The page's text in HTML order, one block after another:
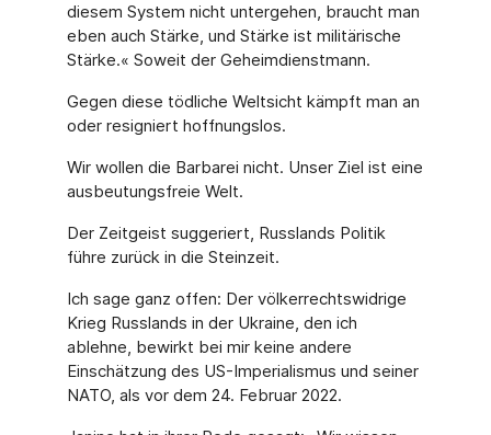
diesem System nicht untergehen, braucht man
eben auch Stärke, und Stärke ist militärische
Stärke.« Soweit der Geheimdienstmann.
Gegen diese tödliche Weltsicht kämpft man an
oder resigniert hoffnungslos.
Wir wollen die Barbarei nicht. Unser Ziel ist eine
ausbeutungsfreie Welt.
Der Zeitgeist suggeriert, Russlands Politik
führe zurück in die Steinzeit.
Ich sage ganz offen: Der völkerrechtswidrige
Krieg Russlands in der Ukraine, den ich
ablehne, bewirkt bei mir keine andere
Einschätzung des US-Imperialismus und seiner
NATO, als vor dem 24. Februar 2022.